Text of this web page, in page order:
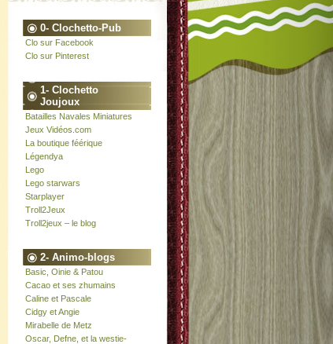
0- Clochetto-Pub
Clo sur Facebook
Clo sur Pinterest
1- Clochetto
Joujoux
Batailles Navales Miniatures
Jeux Vidéos.com
La boutique féérique
Légendya
Lego
Lego starwars
Starplayer
Troll2Jeux
Troll2jeux – le blog
2- Animo-blogs
Basic, Oinie & Patou
Cacao et ses zhumains
Caline et Pascale
Cidgy et Angie
Mirabelle de Metz
Oscar, Defne, et la westie-